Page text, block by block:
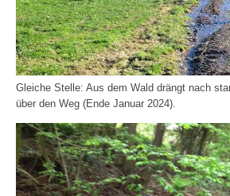
Gleiche Stelle: Aus dem Wald drängt nach
über den Weg (Ende Januar 2024).